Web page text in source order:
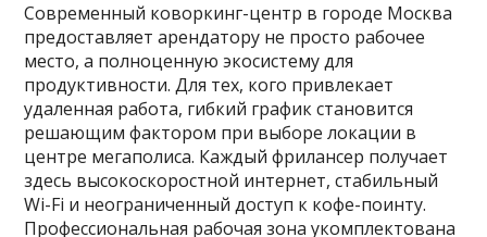
Современный коворкинг-центр в городе Москва
предоставляет арендатору не просто рабочее
место, а полноценную экосистему для
продуктивности. Для тех, кого привлекает
удаленная работа, гибкий график становится
решающим фактором при выборе локации в
центре мегаполиса. Каждый фрилансер получает
здесь высокоскоростной интернет, стабильный
Wi-Fi и неограниченный доступ к кофе-поинту.
Профессиональная рабочая зона укомплектована